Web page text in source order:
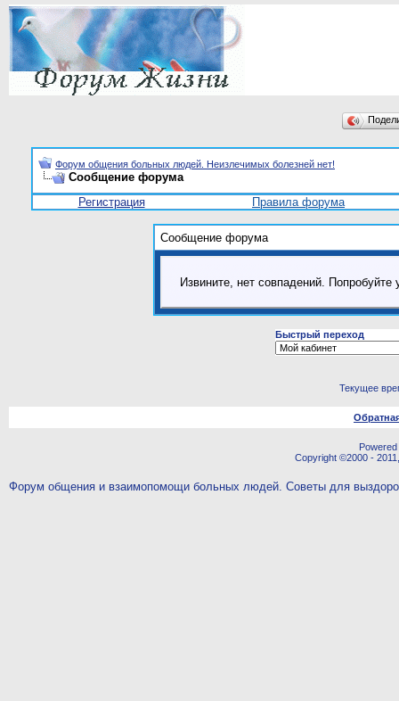
Форум общения больных людей. Неизлечимых болезней нет!
Сообщение форума
Регистрация
Правила форума
Сообщение форума
Извините, нет совпадений.
Быстрый переход
Текущее
Copyright ©2000 -
Форум общения и взаимопомощи больных людей. Советы для